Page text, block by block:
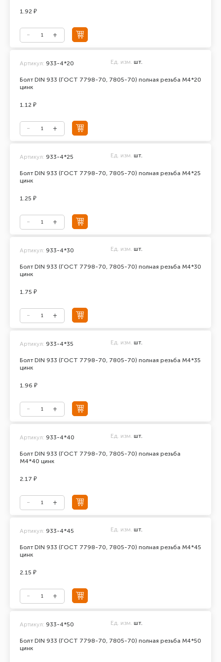
1.92 ₽
Болт DIN 933 (ГОСТ 7798-70, 7805-70) полная резьба М4*20
цинк
Артикул: 933-4*20 Ед. изм. шт.
1.12 ₽
Болт DIN 933 (ГОСТ 7798-70, 7805-70) полная резьба М4*25
цинк
Артикул: 933-4*25 Ед. изм. шт.
1.25 ₽
Болт DIN 933 (ГОСТ 7798-70, 7805-70) полная резьба М4*30
цинк
Артикул: 933-4*30 Ед. изм. шт.
1.75 ₽
Болт DIN 933 (ГОСТ 7798-70, 7805-70) полная резьба М4*35
цинк
Артикул: 933-4*35 Ед. изм. шт.
1.96 ₽
Болт DIN 933 (ГОСТ 7798-70, 7805-70) полная резьба
М4*40 цинк
Артикул: 933-4*40 Ед. изм. шт.
2.17 ₽
Болт DIN 933 (ГОСТ 7798-70, 7805-70) полная резьба М4*45
цинк
Артикул: 933-4*45 Ед. изм. шт.
2.15 ₽
Болт DIN 933 (ГОСТ 7798-70, 7805-70) полная резьба М4*50
цинк
Артикул: 933-4*50 Ед. изм. шт.